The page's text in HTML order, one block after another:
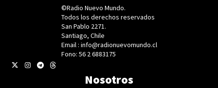
©Radio Nuevo Mundo.
Todos los derechos reservados
San Pablo 2271.
Santiago, Chile
Email : info@radionuevomundo.cl
Fono: 56 2 6883175
Nosotros